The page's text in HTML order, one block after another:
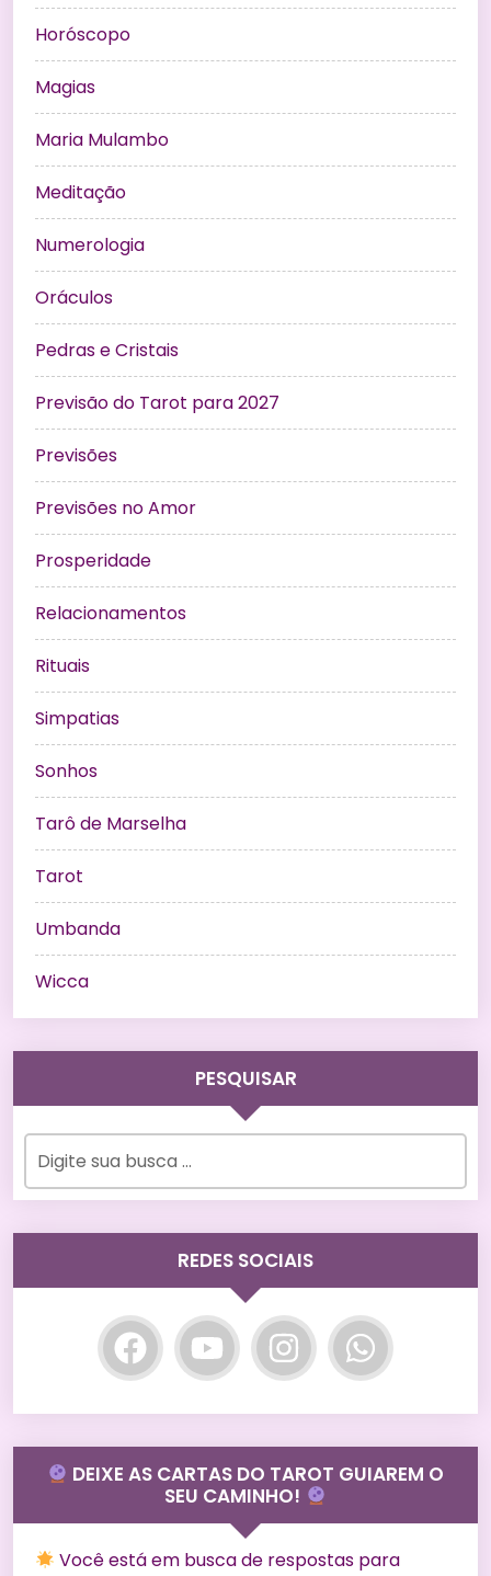
Horóscopo
Magias
Maria Mulambo
Meditação
Numerologia
Oráculos
Pedras e Cristais
Previsão do Tarot para 2027
Previsões
Previsões no Amor
Prosperidade
Relacionamentos
Rituais
Simpatias
Sonhos
Tarô de Marselha
Tarot
Umbanda
Wicca
PESQUISAR
REDES SOCIAIS
DEIXE AS CARTAS DO TAROT GUIAREM O
SEU CAMINHO!
Você está em busca de respostas para